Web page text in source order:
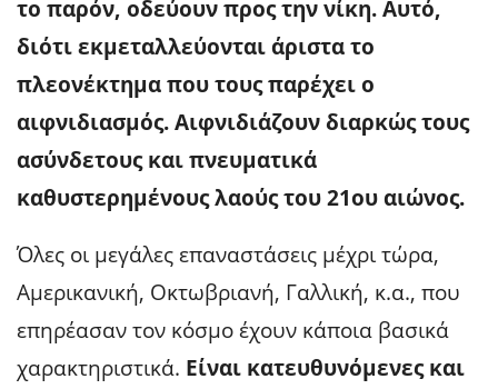
το παρόν, οδεύουν προς την νίκη. Αυτό,
διότι εκμεταλλεύονται άριστα το
πλεονέκτημα που τους παρέχει ο
αιφνιδιασμός. Αιφνιδιάζουν διαρκώς τους
ασύνδετους και πνευματικά
καθυστερημένους λαούς του 21ου αιώνος.
Όλες οι μεγάλες επαναστάσεις μέχρι τώρα,
Αμερικανική, Οκτωβριανή, Γαλλική, κ.α., που
επηρέασαν τον κόσμο έχουν κάποια βασικά
χαρακτηριστικά. Είναι κατευθυνόμενες και